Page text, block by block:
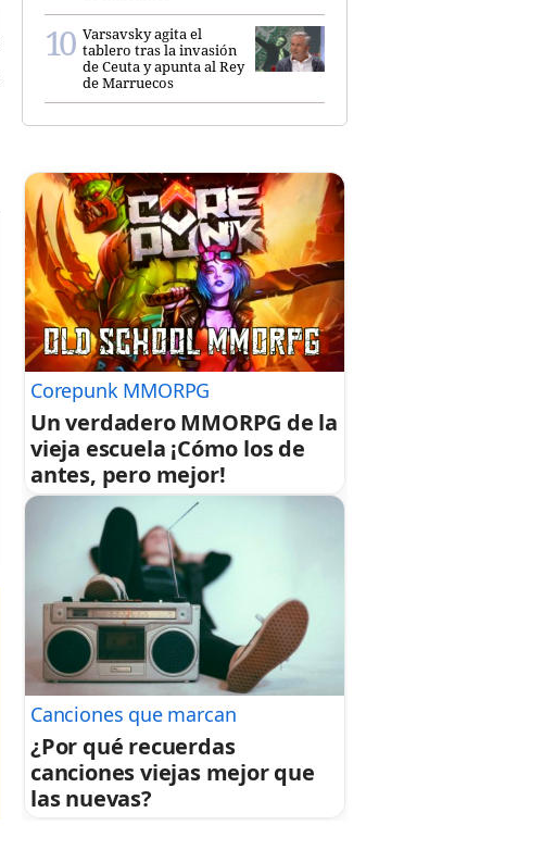
Varsavsky agita el
tablero tras la invasión
de Ceuta y apunta al Rey
de Marruecos
Corepunk MMORPG
Un verdadero MMORPG de la
vieja escuela ¡Cómo los de
antes, pero mejor!
Canciones que marcan
¿Por qué recuerdas
canciones viejas mejor que
las nuevas?